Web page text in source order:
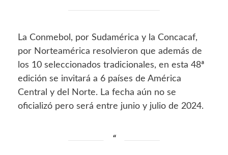
La Conmebol, por Sudamérica y la Concacaf,
por Norteamérica resolvieron que además de
los 10 seleccionados tradicionales, en esta 48ª
edición se invitará a 6 países de América
Central y del Norte. La fecha aún no se
oficializó pero será entre junio y julio de 2024.